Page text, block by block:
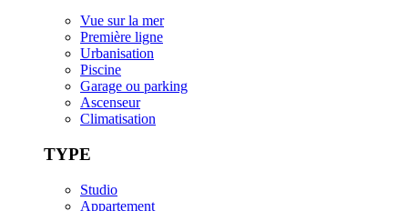
Vue sur la mer
Première ligne
Urbanisation
Piscine
Garage ou parking
Ascenseur
Climatisation
TYPE
Studio
Appartement